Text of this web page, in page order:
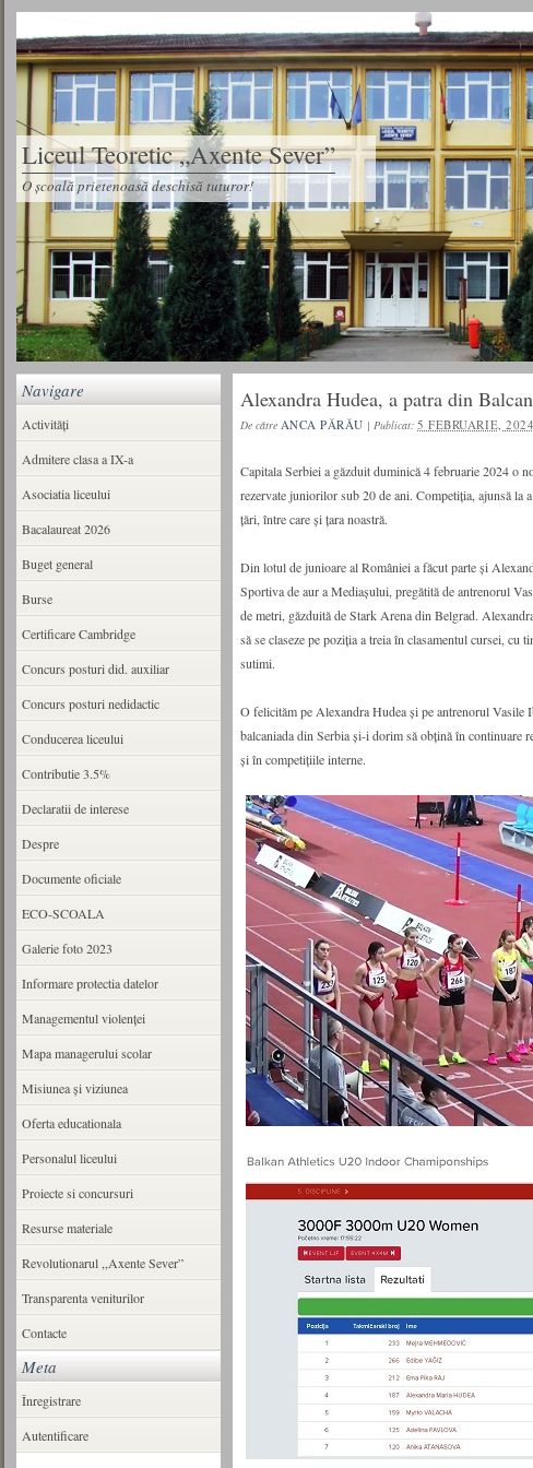
Liceul Teoretic „Axente Sever”
O școală prietenoasă deschisă tuturor!
Alexandra Hudea, a patra din
De către ANCA PĂRĂU | Publicat: 5 FEBRUARIE, 2024
Capitala Serbiei a găzduit duminică 4 februarie 2024 o
rezervate juniorilor sub 20 de ani. Competiția, ajunsă la
țări, între care și țara noastră.
Din lotul de junioare al României a făcut parte și
Sportiva de aur a Mediașului, pregătită de antrenorul
de metri, găzduită de Stark Arena din Belgrad.
să se claseze pe poziția a treia în clasamentul cursei, cu
sutimi.
O felicităm pe Alexandra Hudea și pe antrenorul Vasile
balcaniada din Serbia și-i dorim să obțină în continuare
și în competițiile interne.
Navigare
Activități
Admitere clasa a IX-a
Asociatia liceului
Bacalaureat 2026
Buget general
Burse
Certificare Cambridge
Concurs posturi did. auxiliar
Concurs posturi nedidactic
Conducerea liceului
Contributie 3.5%
Declaratii de interese
Despre
Documente oficiale
ECO-SCOALA
Galerie foto 2023
Informare protectia datelor
Managementul violenței
Mapa managerului scolar
Misiunea şi viziunea
Oferta educationala
Personalul liceului
Proiecte si concursuri
Resurse materiale
Revolutionarul ,,Axente Sever”
Transparenta veniturilor
Contacte
Meta
Înregistrare
Autentificare